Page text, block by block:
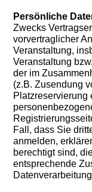
Persönliche
Zwecks
vorvertraglicher
Veranstaltung,
Veranstaltung
der im
(z.B. Zusendung
Platzreservierung
Fall, dass Sie
anmelden,
berechtigt sind,
entsprechende